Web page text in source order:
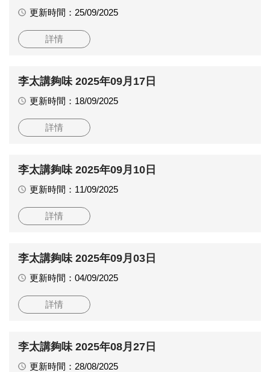
更新時間：25/09/2025
詳情
李太講夠味 2025年09月17日
更新時間：18/09/2025
詳情
李太講夠味 2025年09月10日
更新時間：11/09/2025
詳情
李太講夠味 2025年09月03日
更新時間：04/09/2025
詳情
李太講夠味 2025年08月27日
更新時間：28/08/2025